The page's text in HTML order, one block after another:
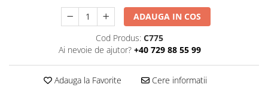
ADAUGA IN COS
Cod Produs: C775
Ai nevoie de ajutor? +40 729 88 55 99
Adauga la Favorite Cere informatii